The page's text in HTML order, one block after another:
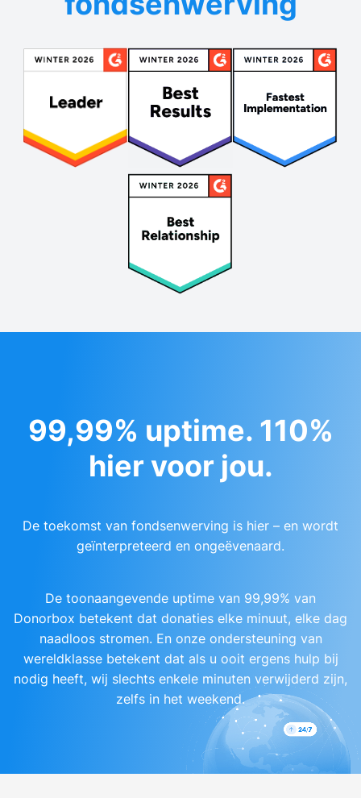
99,99% uptime. 110%
hier voor jou.
De toekomst van fondsenwerving is hier – en wordt
geïnterpreteerd en ongeëvenaard.
De toonaangevende uptime van 99,99% van
Donorbox betekent dat donaties elke minuut, elke dag
naadloos stromen. En onze ondersteuning van
wereldklasse betekent dat als u ooit ergens hulp bij
nodig heeft, wij slechts enkele minuten verwijderd zijn,
zelfs in het weekend.